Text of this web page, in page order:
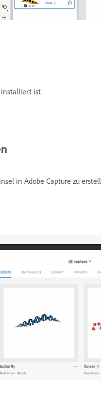
installiert ist.
in Adobe Capture zu